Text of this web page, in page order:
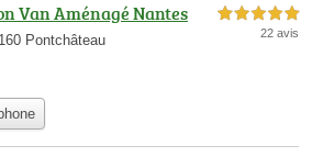
Van Aménagé Nantes
Pontchâteau
5,0 étoiles sur 5
22 avis